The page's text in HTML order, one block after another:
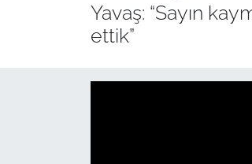
Yavaş: “Sayın
ettik”
EKONOMİ
SAĞLIK